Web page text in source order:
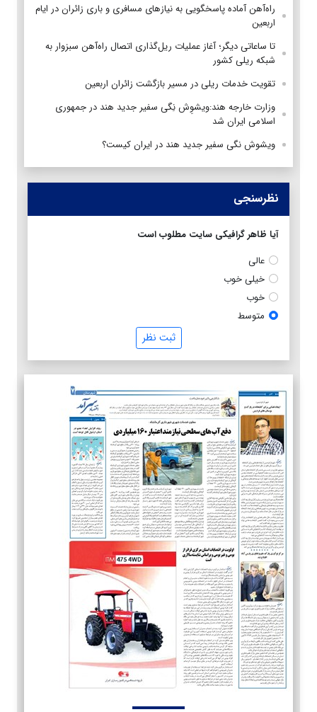
راه‌آهن آماده پاسخگویی به نیازهای مسافری و باری زائران در ایام
اربعین
تا ساعاتی دیگر؛ آغاز عملیات ریل‌گذاری اتصال راه‌آهن سبزوار به
شبکه ریلی کشور
تقویت خدمات ریلی در مسیر بازگشت زائران اربعین
وزارت خارجه هند:ویشوِش نِگی سفیر جدید هند در جمهوری
اسلامی ایران شد
ویشوش نگی سفیر جدید هند در ایران کیست؟
نظرسنجی
آیا ظاهر گرافیکی سایت مطلوب است
عالی
خیلی خوب
خوب
متوسط
ثبت نظر